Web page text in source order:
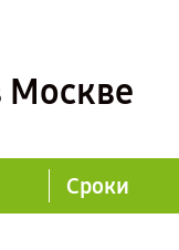
Москве
Сроки